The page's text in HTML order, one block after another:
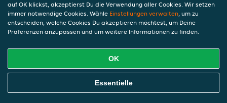
auf OK klickst, akzeptierst Du die Verwendung aller Cookies. Wir setzen
immer notwendige Cookies. Wähle Einstellungen verwalten, um zu
entscheiden, welche Cookies Du akzeptieren möchtest, um Deine
Präferenzen anzupassen und um weitere Informationen zu finden.
OK
Essentielle